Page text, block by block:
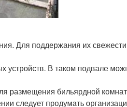
Для поддержания их свежести
устройств. В таком подвале
размещения бильярдной
следует продумать